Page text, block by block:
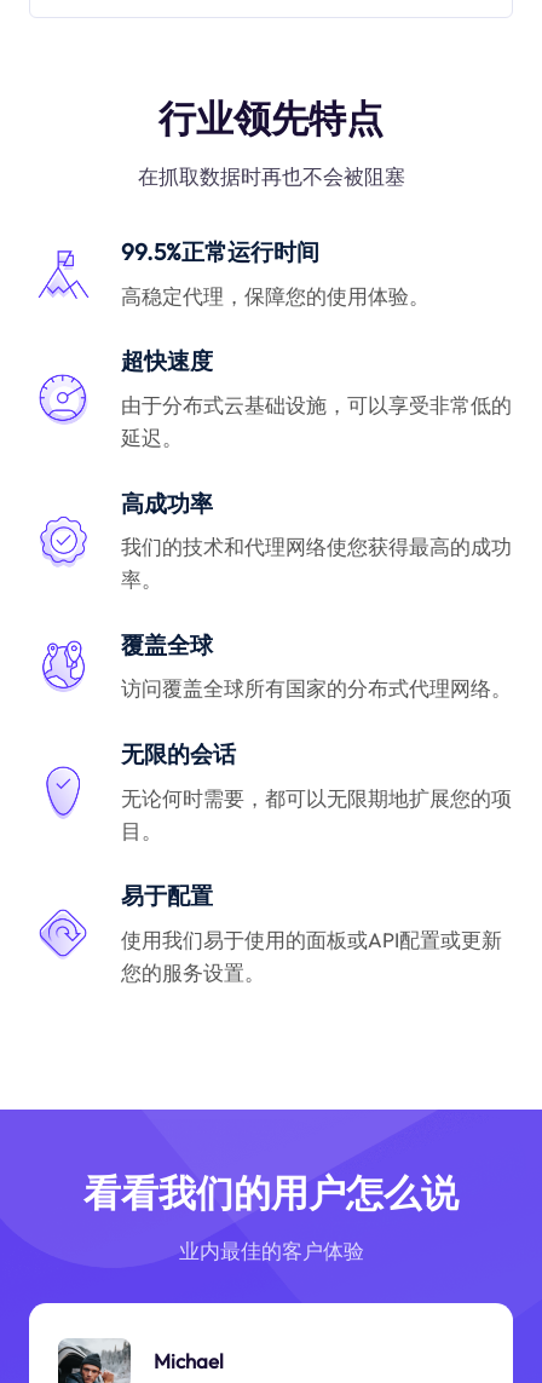
行业领先特点
在抓取数据时再也不会被阻塞
99.5%正常运行时间
高稳定代理，保障您的使用体验。
超快速度
由于分布式云基础设施，可以享受非常低的
延迟。
高成功率
我们的技术和代理网络使您获得最高的成功
率。
覆盖全球
访问覆盖全球所有国家的分布式代理网络。
无限的会话
无论何时需要，都可以无限期地扩展您的项
目。
易于配置
使用我们易于使用的面板或API配置或更新
您的服务设置。
看看我们的用户怎么说
业内最佳的客户体验
Michael